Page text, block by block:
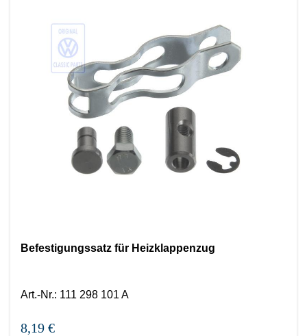
Befestigungssatz für Heizklappenzug
Art.-Nr.: 111 298 101 A
8,19 €